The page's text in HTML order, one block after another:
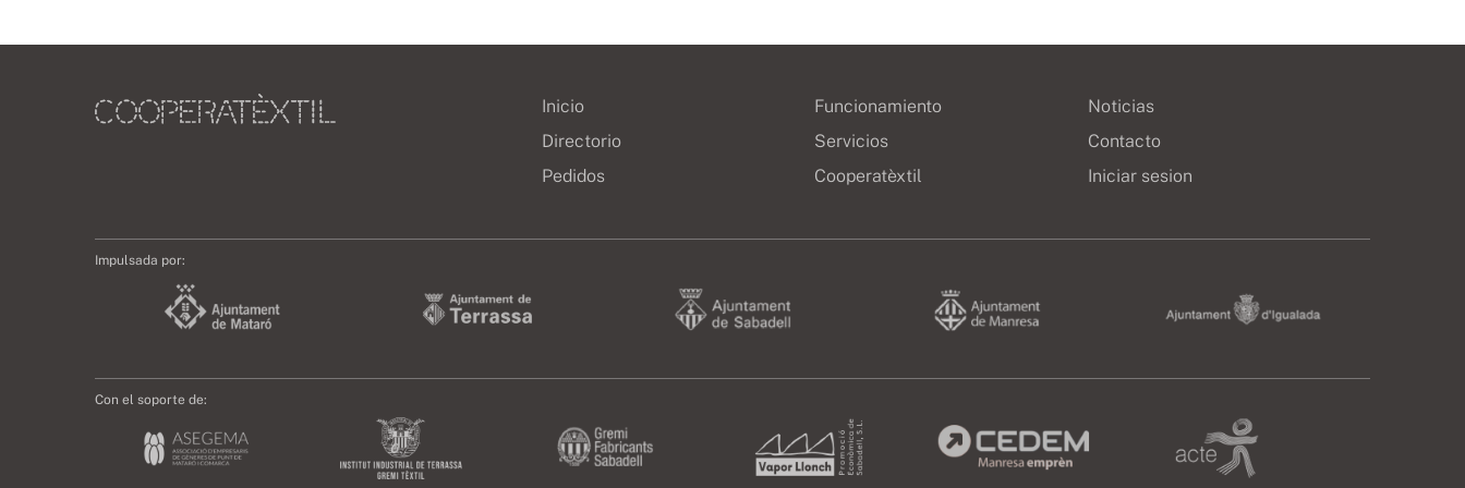
Inicio
Directorio
Pedidos
Funcionamiento
Servicios
Cooperatèxtil
Noticias
Contacto
Iniciar sesion
Impulsada por:
Con el soporte de: